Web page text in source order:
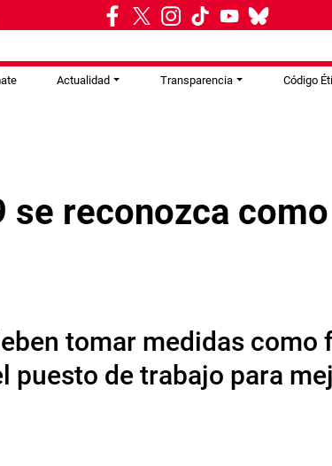
Actualidad Transparencia Código
se reconozca
tomar medidas como
de trabajo para